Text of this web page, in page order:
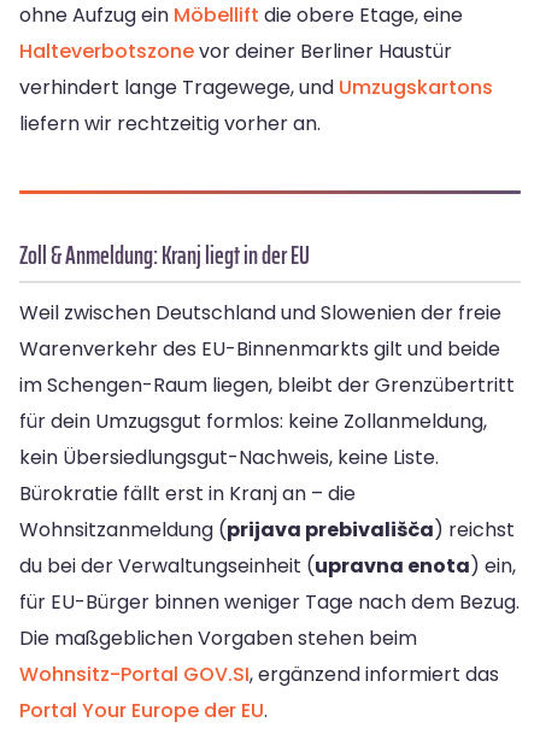
ohne Aufzug ein Möbellift die obere Etage, eine
Halteverbotszonevor deiner Berliner Haustür
verhindert lange Tragewege, und Umzugskartons
liefern wir rechtzeitig vorher an.
Zoll & Anmeldung: Kranj liegt in der EU
Weil zwischen Deutschland und Slowenien der freie
Warenverkehr des EU-Binnenmarkts gilt und beide
im Schengen-Raum liegen, bleibt der Grenzübertritt
für dein Umzugsgut formlos: keine Zollanmeldung,
kein Übersiedlungsgut-Nachweis, keine Liste.
Bürokratie fällt erst in Kranj an – die
Wohnsitzanmeldung (prijava prebivališča) reichst
du bei der Verwaltungseinheit (upravna enota) ein,
für EU-Bürger binnen weniger Tage nach dem Bezug.
Die maßgeblichen Vorgaben stehen beim
Wohnsitz-Portal GOV.SI, ergänzend informiert das
Portal Your Europe der EU.